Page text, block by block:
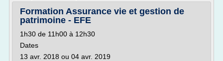
Formation Assurance vie et gestion de
patrimoine - EFE
1h30 de 11h00 à 12h30
Dates
13 avr. 2018 ou 04 avr. 2019